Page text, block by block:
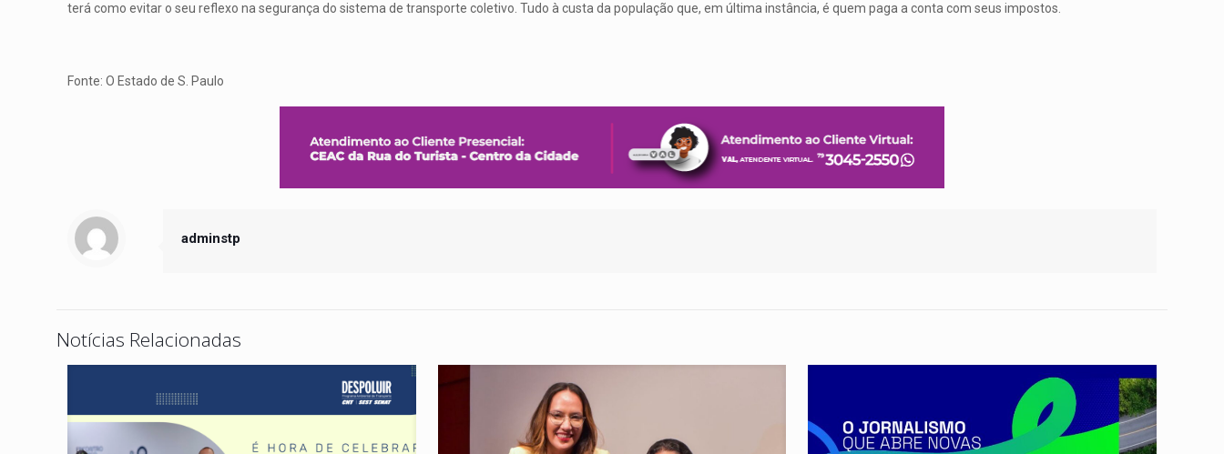
terá como evitar o seu reflexo na segurança do sistema de transporte coletivo. Tudo à custa da população que, em última instância, é quem paga a conta com seus impostos.
Fonte: O Estado de S. Paulo
adminstp
Notícias Relacionadas